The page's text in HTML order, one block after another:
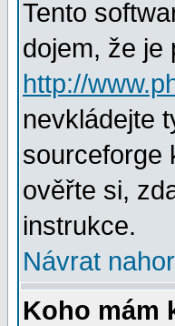
Tento
dojem, že je
http://
nevkládejte
sourceforge
ověřte si,
instrukce.
Návrat
Koho mám